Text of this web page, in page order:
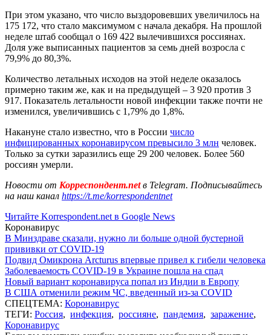
При этом указано, что число выздоровевших увеличилось на
175 172, что стало максимумом с начала декабря. На прошлой
неделе штаб сообщал о 169 422 вылечившихся россиянах.
Доля уже выписанных пациентов за семь дней возросла с
79,9% до 80,3%.
Количество летальных исходов на этой неделе оказалось
примерно таким же, как и на предыдущей – 3 920 против 3
917. Показатель летальности новой инфекции также почти не
изменился, увеличившись с 1,79% до 1,8%.
Накануне стало известно, что в России число
инфицированных коронавирусом превысило 3 млн человек.
Только за сутки заразились еще 29 200 человек. Более 560
россиян умерли.
Новости от Корреспондент.netв Telegram. Подписывайтесь
на наш канал https://t.me/korrespondentnet
Читайте Korrespondent.net в Google News
Коронавирус
В Минздраве сказали, нужно ли больше одной бустерной
прививки от COVID-19
Подвид Омикрона Arcturus впервые привел к гибели человека
Заболеваемость COVID-19 в Украине пошла на спад
Новый вариант коронавируса попал из Индии в Европу
В США отменили режим ЧС, введенный из-за COVID
СПЕЦТЕМА: Коронавирус
ТЕГИ: Россия, инфекция, россияне, пандемия, заражение,
Коронавирус